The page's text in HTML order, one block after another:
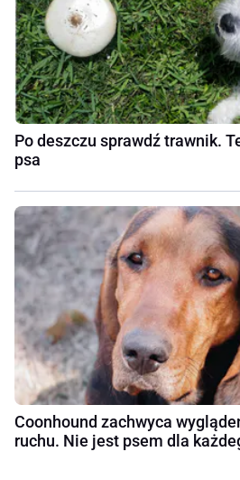
Po deszczu sprawdź trawnik.
psa
Coonhound zachwyca
ruchu. Nie jest psem dla